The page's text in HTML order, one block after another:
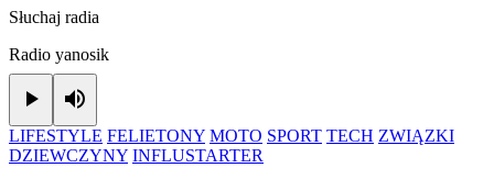
Słuchaj radia
Radio yanosik
Play
LIFESTYLE FELIETONY MOTO SPORT TECH ZWIĄZKI
DZIEWCZYNY INFLUSTARTER